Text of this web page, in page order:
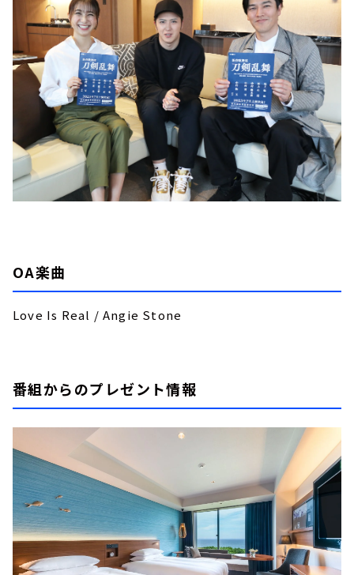
OA楽曲
Love Is Real / Angie Stone
番組からのプレゼント情報